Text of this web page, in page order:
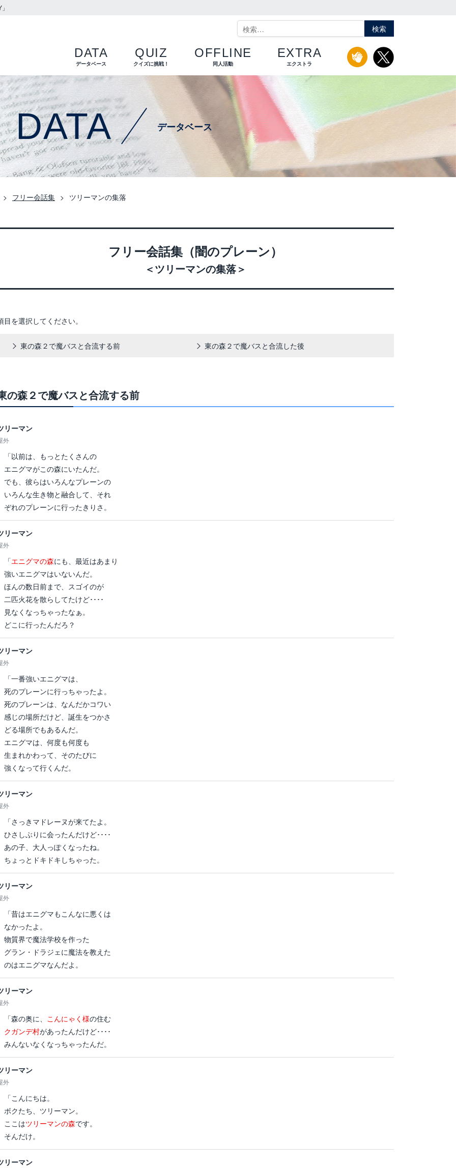
検
索:
DATA
データベース
QUIZ
クイズに挑戦！
OFFLINE
同人活動
EXTRA
エクストラ
DATA データベース
フリー会話集 ツリーマンの集落
フリー会話集（闇のプレーン）
＜ツリーマンの集落＞
目を選択してください。
東の森２で魔バスと合流する前 東の森２で魔バスと合流した後
の森２で魔バスと合流する前
リーマン
外
「以前は、もっとたくさんの
エニグマがこの森にいたんだ。
でも、彼らはいろんなプレーンの
いろんな生き物と融合して、それ
ぞれのプレーンに行ったきりさ。
リーマン
外
「エニグマの森にも、最近はあまり
強いエニグマはいないんだ。
ほんの数日前まで、スゴイのが
二匹火花を散らしてたけど････
見なくなっちゃったなぁ。
どこに行ったんだろ？
リーマン
外
「一番強いエニグマは、
死のプレーンに行っちゃったよ。
死のプレーンは、なんだかコワい
感じの場所だけど、誕生をつかさ
どる場所でもあるんだ。
エニグマは、何度も何度も
生まれかわって、そのたびに
強くなって行くんだ。
リーマン
外
「さっきマドレーヌが来てたよ。
ひさしぶりに会ったんだけど････
あの子、大人っぽくなったね。
ちょっとドキドキしちゃった。
リーマン
外
「昔はエニグマもこんなに悪くは
なかったよ。
物質界で魔法学校を作った
グラン・ドラジェに魔法を教えた
のはエニグマなんだよ。
リーマン
外
「森の奥に、 こんにゃく様の住む
クガンデ村があったんだけど････
みんないなくなっちゃったんだ。
リーマン
外
「こんにちは。
ボクたち、ツリーマン。
ここはツリーマンの森です。
そんだけ。
リーマン